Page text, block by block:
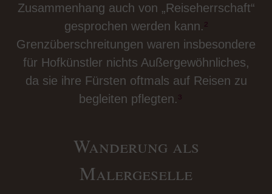
Zusammenhang auch von „Reiseherrschaft“
gesprochen werden kann.²
Grenzüberschreitungen waren insbesondere
für Hofkünstler nichts Außergewöhnliches,
da sie ihre Fürsten oftmals auf Reisen zu
begleiten pflegten.³
Wanderung als
Malergeselle